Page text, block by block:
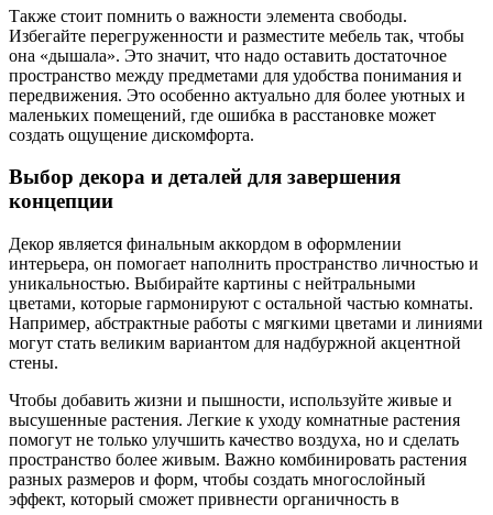
Также стоит помнить о важности элемента свободы.
Избегайте перегруженности и разместите мебель так, чтобы
она «дышала». Это значит, что надо оставить достаточное
пространство между предметами для удобства понимания и
передвижения. Это особенно актуально для более уютных и
маленьких помещений, где ошибка в расстановке может
создать ощущение дискомфорта.
Выбор декора и деталей для завершения
концепции
Декор является финальным аккордом в оформлении
интерьера, он помогает наполнить пространство личностью и
уникальностью. Выбирайте картины с нейтральными
цветами, которые гармонируют с остальной частью комнаты.
Например, абстрактные работы с мягкими цветами и линиями
могут стать великим вариантом для надбуржной акцентной
стены.
Чтобы добавить жизни и пышности, используйте живые и
высушенные растения. Легкие к уходу комнатные растения
помогут не только улучшить качество воздуха, но и сделать
пространство более живым. Важно комбинировать растения
разных размеров и форм, чтобы создать многослойный
эффект, который сможет привнести органичность в